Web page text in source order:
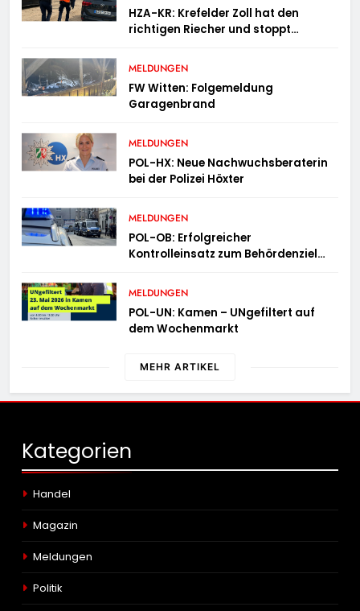
HZA-KR: Krefelder Zoll hat den
richtigen Riecher und stoppt
MELDUNGEN
FW Witten: Folgemeldung
Garagenbrand
MELDUNGEN
POL-HX: Neue Nachwuchsberaterin
bei der Polizei Höxter
MELDUNGEN
POL-OB: Erfolgreicher
Kontrolleinsatz zum Behördenziel
MELDUNGEN
POL-UN: Kamen – UNgefiltert auf
dem Wochenmarkt
MEHR ARTIKEL
Kategorien
Handel
Magazin
Meldungen
Politik